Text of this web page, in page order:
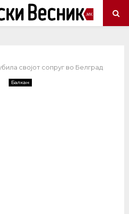
својот сопруг во Белград
Балкан